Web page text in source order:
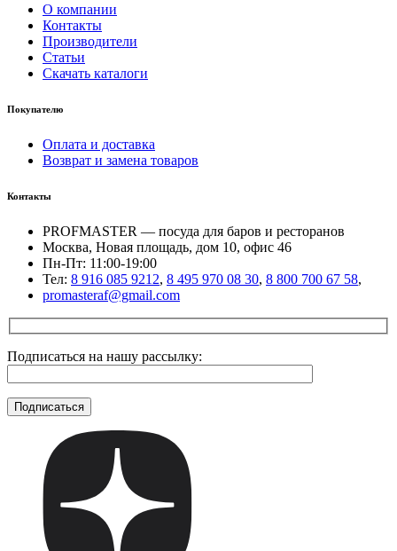
О компании
Контакты
Производители
Статьи
Скачать каталоги
Покупателю
Оплата и доставка
Возврат и замена товаров
Контакты
PROFMASTER — посуда для баров и ресторанов
Москва, Новая площадь, дом 10, офис 46
Пн-Пт: 11:00-19:00
Тел: 8 916 085 9212, 8 495 970 08 30, 8 800 700 67 58,
promasteraf@gmail.com
Подписаться на нашу рассылку: